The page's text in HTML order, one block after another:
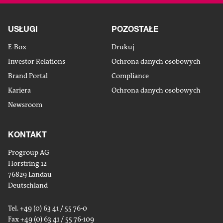
USŁUGI
E-Box
Investor Relations
Brand Portal
Kariera
Newsroom
POZOSTAŁE
Drukuj
Ochrona danych osobowych
Compliance
Ochrona danych osobowych
KONTAKT
Progroup AG
Horstring 12
76829 Landau
Deutschland
Tel. +49 (0) 63 41 / 55 76-0
Fax +49 (0) 63 41 / 55 76-109